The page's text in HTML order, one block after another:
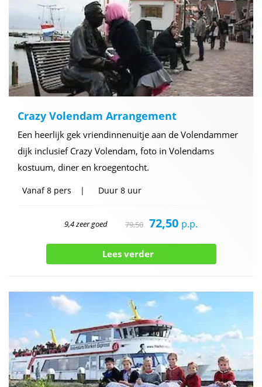
Crazy Volendam Arrangement
Een heerlijk gek vriendinnenuitje aan de Volendammer
dijk inclusief Crazy Volendam, foto in Volendams
kostuum, diner en kroegentocht.
Vanaf8 pers Duur 8 uur
9,4 zeer goed 79,50 72,50 p.p.
Lees verder